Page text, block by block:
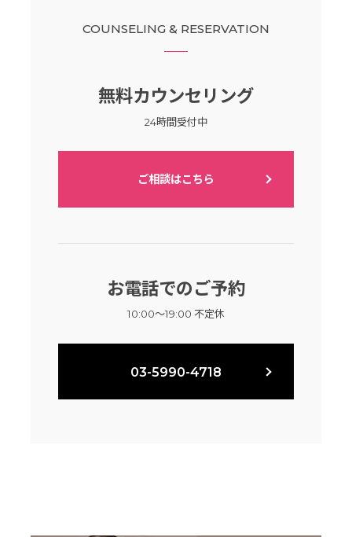
COUNSELING & RESERVATION
無料カウンセリング
24時間受付中
ご相談はこちら
お電話でのご予約
10:00～19:00 不定休
03-5990-4718